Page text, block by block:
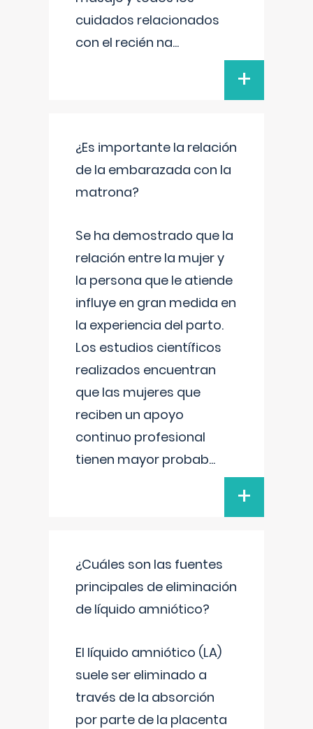
cuidados relacionados
con el recién na...
+
¿Es importante la relación
de la embarazada con la
matrona?
Se ha demostrado que la
relación entre la mujer y
la persona que le atiende
influye en gran medida en
la experiencia del parto.
Los estudios científicos
realizados encuentran
que las mujeres que
reciben un apoyo
continuo profesional
tienen mayor probab...
+
¿Cuáles son las fuentes
principales de eliminación
de líquido amniótico?
El líquido amniótico (LA)
suele ser eliminado a
través de la absorción
por parte de la placenta